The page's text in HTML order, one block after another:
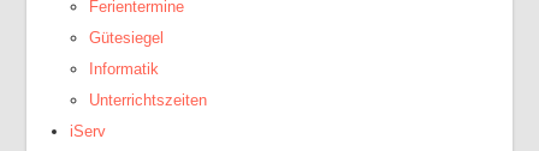
Ferientermine
Gütesiegel
Informatik
Unterrichtszeiten
iServ